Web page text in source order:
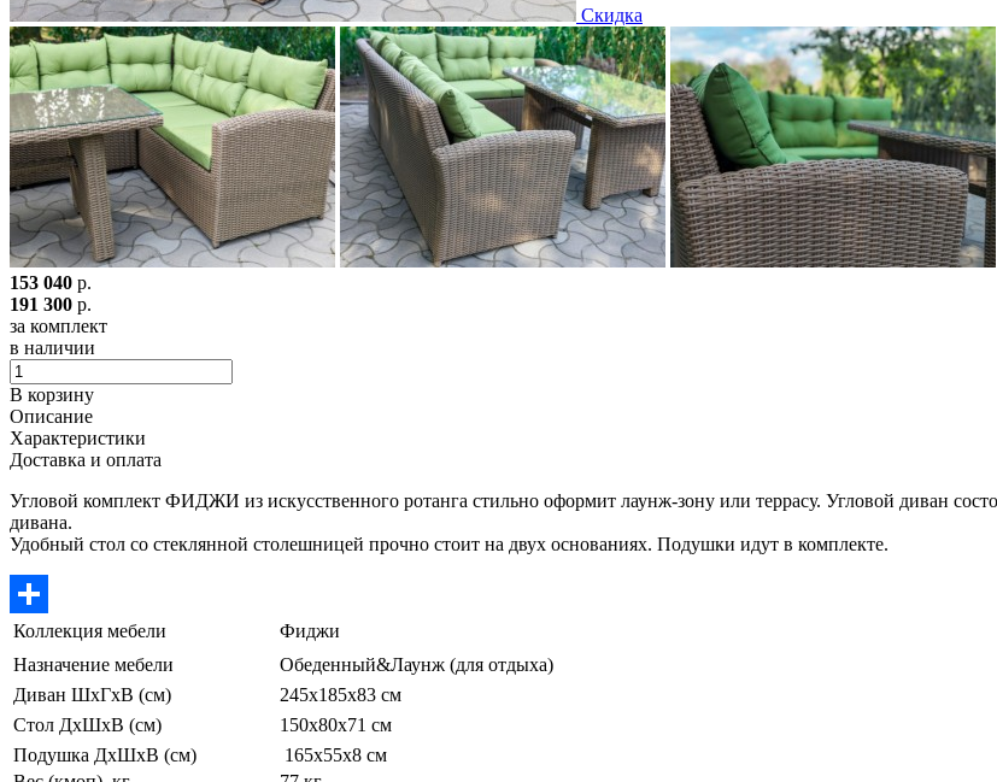
Скидка
153 040 р.
191 300 р.
за комплект
в наличии
В корзину
Описание
Характеристики
Доставка и оплата
Угловой комплект ФИДЖИ из искусственного ротанга стильно оформит лаунж-зону или террасу. Угловой диван
дивана.
Удобный стол со стеклянной столешницей прочно стоит на двух основаниях. Подушки идут в комплекте.
Отправить
Коллекция мебели
Фиджи
Назначение мебели
Обеденный&Лаунж (для отдыха)
Диван ШхГхВ (см)
245х185х83 см
Стол ДхШхВ (см)
150х80х71 см
Подушка ДхШхВ (см)
165х55х8 см